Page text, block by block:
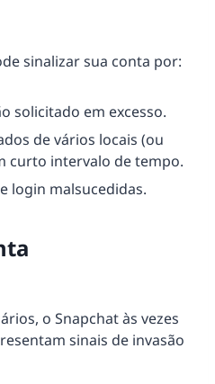
sinalizar sua conta por:
solicitado em excesso.
de vários locais (ou
curto intervalo de tempo.
login malsucedidas.
o Snapchat às vezes
sinais de invasão